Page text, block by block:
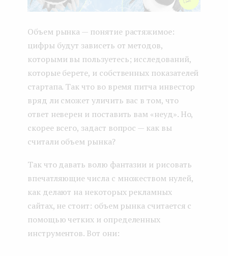
Объем рынка — понятие растяжимое:
цифры будут зависеть от методов,
которыми вы пользуетесь; исследований,
которые берете, и собственных показателей
стартапа. Так что во время питча инвестор
вряд ли сможет уличить вас в том, что
ответ неверен и поставить вам «неуд». Но,
скорее всего, задаст вопрос — как вы
считали объем рынка?
Так что давать волю фантазии и рисовать
впечатляющие числа с множеством нулей,
как делают на некоторых рекламных
сайтах, не стоит: объем рынка считается с
помощью четких и определенных
инструментов. Вот они: